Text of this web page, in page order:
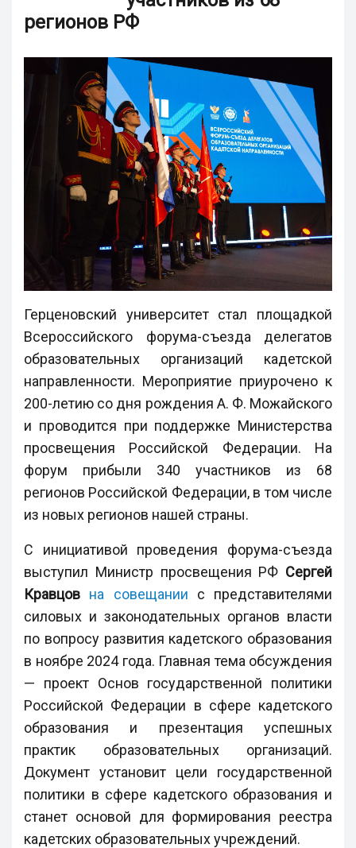
регионов РФ
Герценовский университет стал площадкой
Всероссийского форума-съезда делегатов
образовательных организаций кадетской
направленности. Мероприятие приурочено к
200-летию со дня рождения А. Ф. Можайского
и проводится при поддержке Министерства
просвещения Российской Федерации. На
форум прибыли 340 участников из 68
регионов Российской Федерации, в том числе
из новых регионов нашей страны.
С инициативой проведения форума-съезда
выступил Министр просвещения РФ Сергей
Кравцов на совещании с представителями
силовых и законодательных органов власти
по вопросу развития кадетского образования
в ноябре 2024 года. Главная тема обсуждения
— проект Основ государственной политики
Российской Федерации в сфере кадетского
образования и презентация успешных
практик образовательных организаций.
Документ установит цели государственной
политики в сфере кадетского образования и
станет основой для формирования реестра
кадетских образовательных учреждений.